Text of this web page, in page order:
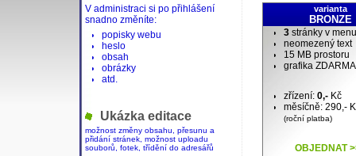
varianta
BRONZE
3 stránky v menu
neomezený text
15 MB prostoru
grafika
zřízení: 0,- Kč
měsíčně: 290,-
(roční platba)
OBJEDNAT
V administraci si po přihlášení
snadno změníte:
popisky webu
heslo
obsah
obrázky
atd.
Ukázka editace
možnost změny obsahu, přesunu a
přidání stránek, možnost uploadu
souborů, fotek, třídění do adresářů